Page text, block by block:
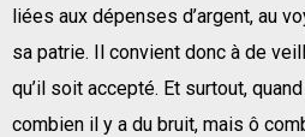
liées aux dépenses d’argent, au
sa patrie. Il convient donc à de
qu’il soit accepté. Et surtout,
combien il y a du bruit, mais ô